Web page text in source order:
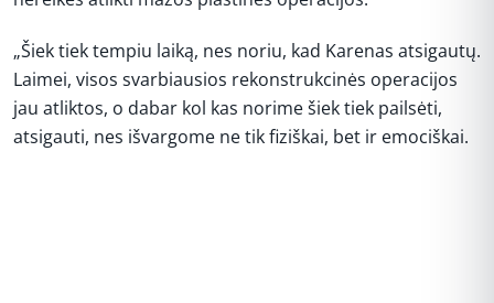
„Šiek tiek tempiu laiką, nes noriu, kad Karenas atsigautų.
Laimei, visos svarbiausios rekonstrukcinės operacijos
jau atliktos, o dabar kol kas norime šiek tiek pailsėti,
atsigauti, nes išvargome ne tik fiziškai, bet ir emociškai.